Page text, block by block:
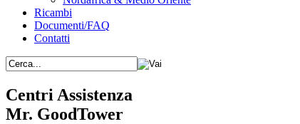
Ricambi
Documenti/FAQ
Contatti
Centri Assistenza
Mr. GoodTower